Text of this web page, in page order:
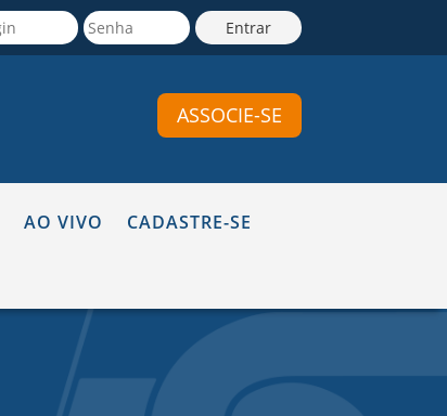
ASSOCIE-SE
AO VIVO
CADASTRE-SE